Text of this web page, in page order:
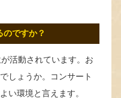
のですか？
活動されています。お
しょうか。コンサート
い環境と言えます。